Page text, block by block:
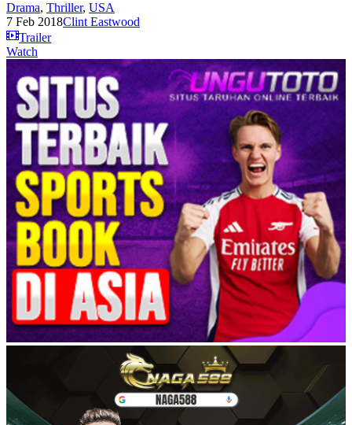
Drama, Thriller, USA
7 Feb 2018Clint Eastwood
Trailer
Watch